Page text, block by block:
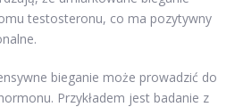
testosteronu, co ma pozytywny
bieganie może prowadzić do
Przykładem jest badanie z